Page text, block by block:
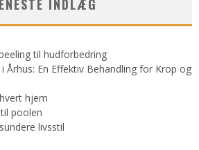
INDLÆG
til hudforbedring
Århus: En Effektiv Behandling for Krop og
hjem
poolen
livsstil